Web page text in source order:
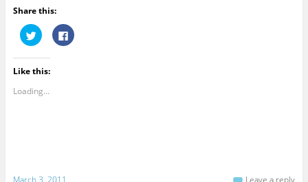
Share this:
C
l
c
k
t
s
h
C
l
Like this:
Loading...